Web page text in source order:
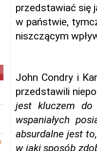
przedstawiać się
w państwie,
niszczącym
John Condry i
przedstawili
jest kluczem do
wspaniałych
absurdalne jest
w jaki sposób